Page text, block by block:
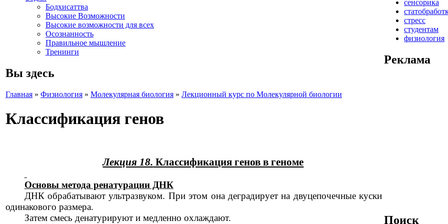
Бодхисаттва
Высокие Возможности
Высокие возможности для всех
Осознанность
Правильное мышление
Тренинги
Вы здесь
Главная » Физиология » Молекулярная биология » Лекционный курс по Молекулярной биологии
Классификация генов
Лекция 18. Классификация генов в геноме
Основы метода ренатурации ДНК
ДНК обрабатывают ультразвуком. При этом она деградирует на двуцепочечные куски
одинакового размера.
Затем смесь денатурируют и медленно охлаждают.
сенсорика
стресс
студентам
физиология
Реклама
Поиск